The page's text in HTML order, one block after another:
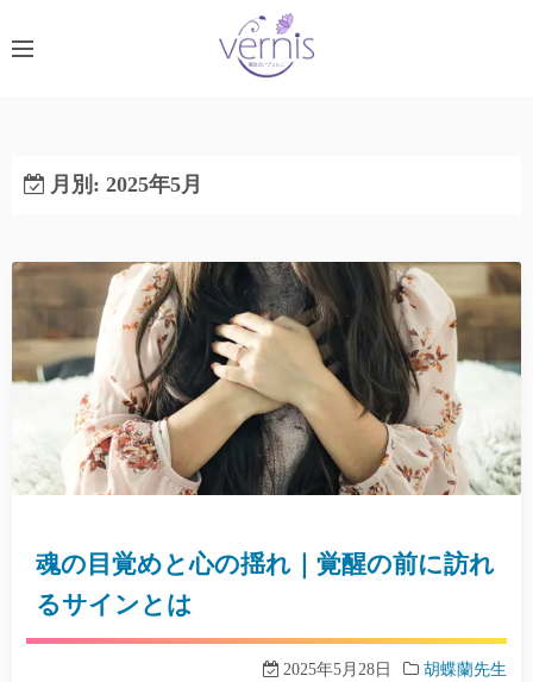
ン
ッ
月別: 2025年5月
魂の目覚めと心の揺れ｜覚醒の前に訪れ
るサインとは
2025年5月28日 胡蝶蘭先生